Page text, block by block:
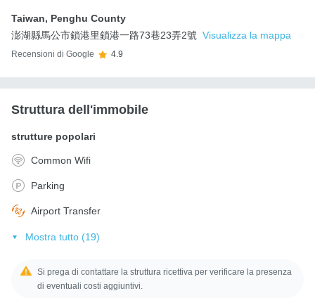
Taiwan, Penghu County
澎湖縣馬公市鎖港里鎖港一路73巷23弄2號 Visualizza la mappa
Recensioni di Google 4.9
Struttura dell'immobile
strutture popolari
Common Wifi
Parking
Airport Transfer
Mostra tutto (19)
Si prega di contattare la struttura ricettiva per verificare la presenza
di eventuali costi aggiuntivi.